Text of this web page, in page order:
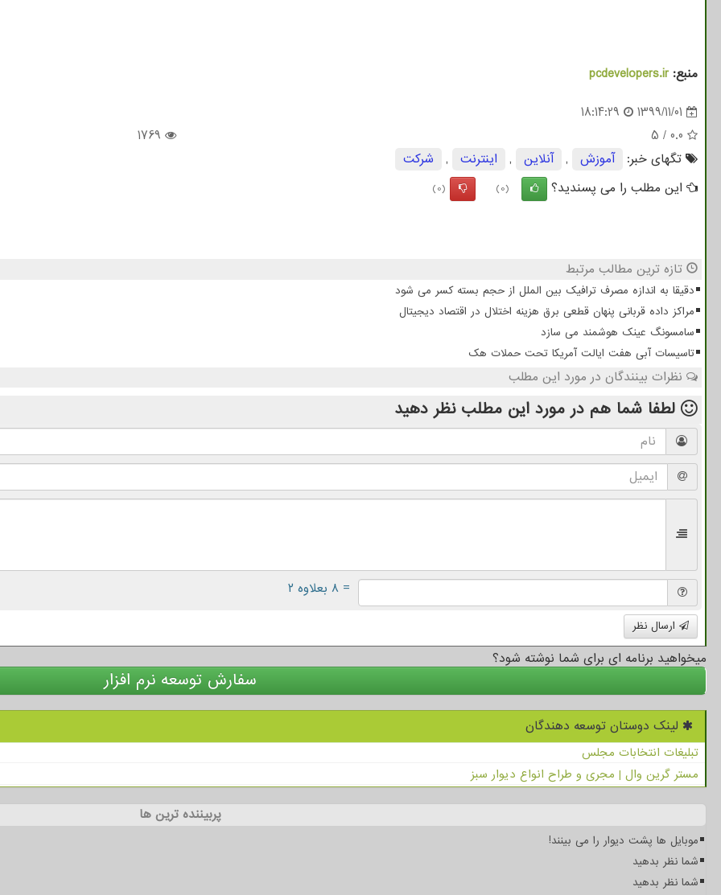
منبع:pcdevelopers.ir
1399/11/01
18:14:29
0.0
/
5
1769
تگهای خبر:
آموزش , آنلاین , اینترنت ,
شركت
این مطلب را می پسندید؟
(0)
(0)
تازه ترین مطالب مرتبط
دقیقا به اندازه مصرف ترافیک بین الملل از حجم بسته کسر می شود
مراکز داده قربانی پنهان قطعی برق هزینه اختلال در اقتصاد دیجیتال
سامسونگ عینک هوشمند می سازد
تاسیسات آبی هفت ایالت آمریکا تحت حملات هک
نظرات بینندگان در مورد این مطلب
لطفا شما هم در مورد این مطلب نظر دهید
= ۸ بعلاوه ۲
ارسال نظر
میخواهید برنامه ای برای شما نوشته شود؟
سفارش توسعه نرم افزار
لینک دوستان توسعه دهندگان
تبلیغات انتخابات مجلس
مستر گرین وال | مجری و طراح انواع دیوار سبز
پربیننده ترین ها
موبایل ها پشت دیوار را می بینند!
شما نظر بدهید
شما نظر بدهید